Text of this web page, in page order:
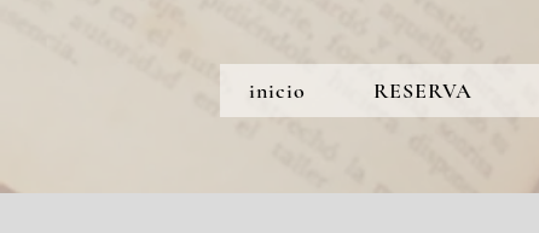
inicio RESERVA